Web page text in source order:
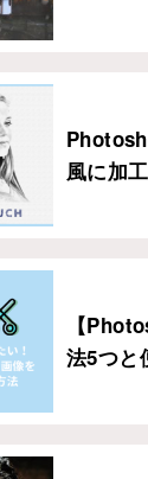
風に加
【
法5つと